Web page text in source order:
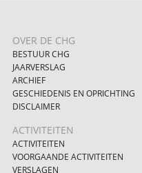
OVER DE CHG
BESTUUR CHG
JAARVERSLAG
ARCHIEF
GESCHIEDENIS EN OPRICHTING
DISCLAIMER
ACTIVITEITEN
ACTIVITEITEN
VOORGAANDE ACTIVITEITEN
VERSLAGEN